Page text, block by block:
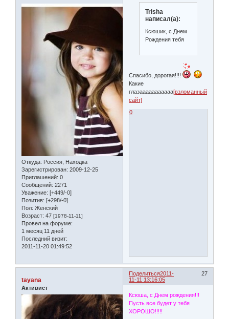
Откуда: Россия, Находка
Зарегистрирован: 2009-12-25
Приглашений: 0
Сообщений: 2271
Уважение: [+449/-0]
Позитив: [+298/-0]
Пол: Женский
Возраст: 47 [1978-11-11]
Провел на форуме:
1 месяц 11 дней
Последний визит:
2011-11-20 01:49:52
Trisha
написал(а):
Ксюшик, с Днем
Рождения тебя
Спасибо, дорогая!!!!
Какие
глазааааааааааа[взломанный
сайт]
0
Поделиться 27
2011-
11-11 13:16:05
tayana
Активист
Ксюша, с Днем рождения!!!
Пусть все будет у тебя
ХОРОШО!!!!!